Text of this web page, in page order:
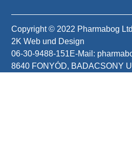
Copyright © 2022 Pharmabog
2K Web und Design
06-30-9488-151E-Mail:
8640 FONYÓD, BADACSONY